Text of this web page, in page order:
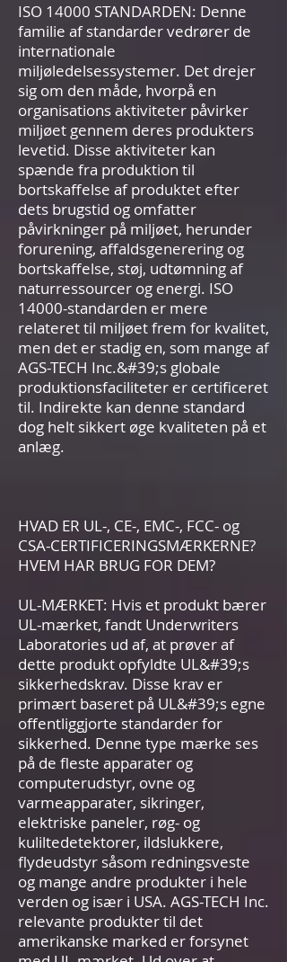
ISO 14000 STANDARDEN: Denne
familie af standarder vedrører de
internationale
miljøledelsessystemer. Det drejer
sig om den måde, hvorpå en
organisations aktiviteter påvirker
miljøet gennem deres produkters
levetid. Disse aktiviteter kan
spænde fra produktion til
bortskaffelse af produktet efter
dets brugstid og omfatter
påvirkninger på miljøet, herunder
forurening, affaldsgenerering og
bortskaffelse, støj, udtømning af
naturressourcer og energi. ISO
14000-standarden er mere
relateret til miljøet frem for kvalitet,
men det er stadig en, som mange af
AGS-TECH Inc.&#39;s globale
produktionsfaciliteter er certificeret
til. Indirekte kan denne standard
dog helt sikkert øge kvaliteten på et
anlæg.
HVAD ER UL-, CE-, EMC-, FCC- og
CSA-CERTIFICERINGSMÆRKERNE?
HVEM HAR BRUG FOR DEM?
UL-MÆRKET: Hvis et produkt bærer
UL-mærket, fandt Underwriters
Laboratories ud af, at prøver af
dette produkt opfyldte UL&#39;s
sikkerhedskrav. Disse krav er
primært baseret på UL&#39;s egne
offentliggjorte standarder for
sikkerhed. Denne type mærke ses
på de fleste apparater og
computerudstyr, ovne og
varmeapparater, sikringer,
elektriske paneler, røg- og
kuliltedetektorer, ildslukkere,
flydeudstyr såsom redningsveste
og mange andre produkter i hele
verden og især i USA. AGS-TECH Inc.
relevante produkter til det
amerikanske marked er forsynet